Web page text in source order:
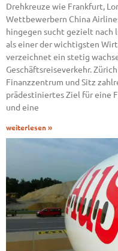
Drehkreuze wie Frankfurt,
Wettbewerbern China
hingegen sucht gezielt nach
als einer der wichtigsten
verzeichnet ein stetig
Geschäftsreiseverkehr.
Finanzzentrum und Sitz
prädestiniertes Ziel für eine
und eine
weiterlesen »